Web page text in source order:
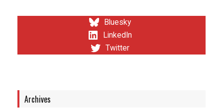
Bluesky
LinkedIn
Twitter
Archives